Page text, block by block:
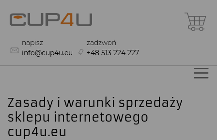
do
treści
napisz
info@cup4u.eu
zadzwoń
+48 513 224 227
Zasady i warunki sprzedaży
sklepu internetowego
cup4u.eu